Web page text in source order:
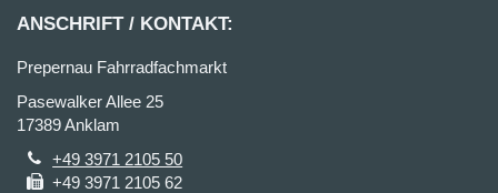
ANSCHRIFT / KONTAKT:
Prepernau Fahrradfachmarkt
Pasewalker Allee 25
17389 Anklam
+49 3971 2105 50
+49 3971 2105 62